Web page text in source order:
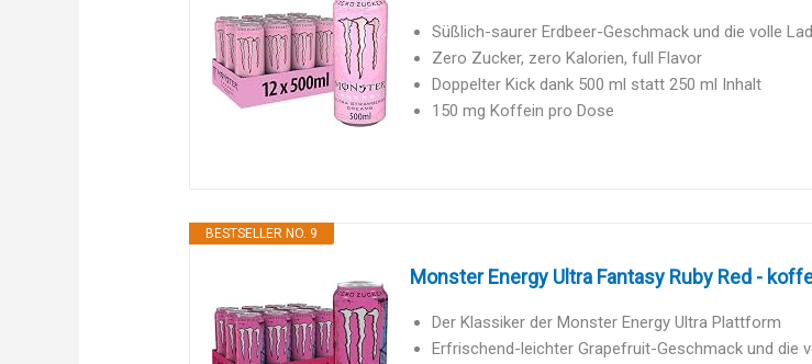
Süßlich-saurer Erdbeer-Geschmack und die volle
Zero Zucker, zero Kalorien, full Flavor
Doppelter Kick dank 500 ml statt 250 ml Inhalt
150 mg Koffein pro Dose
BESTSELLER NO. 9
Monster Energy Ultra Fantasy Ruby Red -
Der Klassiker der Monster Energy Ultra Plattform
Erfrischend-leichter Grapefruit-Geschmack und die